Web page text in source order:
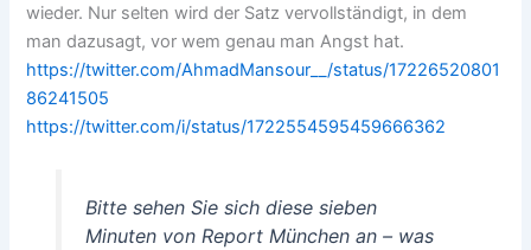
wieder. Nur selten wird der Satz vervollständigt, in dem
man dazusagt, vor wem genau man Angst hat.
https://twitter.com/AhmadMansour__/status/17226520801
86241505
https://twitter.com/i/status/1722554595459666362
Bitte sehen Sie sich diese sieben
Minuten von Report München an – was